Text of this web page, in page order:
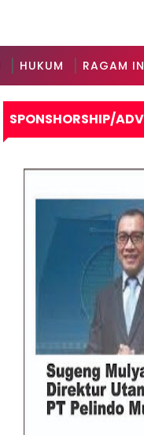
HUKUM RAGAM
SPONSHORSHIP/